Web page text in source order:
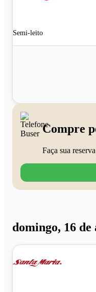
Semi-leito
Compre
Faça sua
domingo, 16 de